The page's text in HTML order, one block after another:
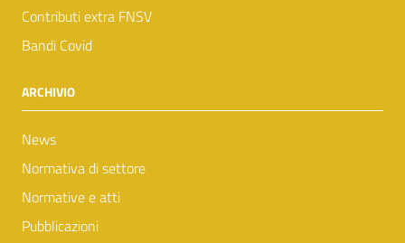
Contributi extra FNSV
Bandi Covid
ARCHIVIO
News
Normativa di settore
Normative e atti
Pubblicazioni